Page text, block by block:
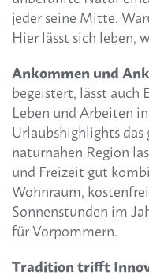
jeder seine Mitte.
Hier lässt sich leben,
Ankommen und
begeistert, lässt auch
Leben und Arbeiten
Urlaubshighlights das
naturnahen Region
und Freizeit gut
Wohnraum,
Sonnenstunden im
für Vorpommern.
Tradition trifft